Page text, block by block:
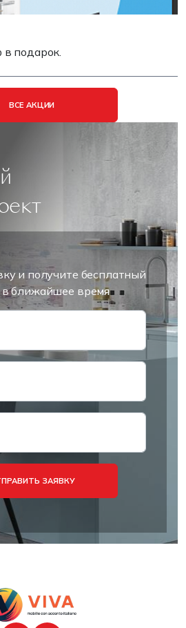
подарок.
ВСЕ АКЦИИ
и получите бесплатный
ближайшее время
ЗАЯВКУ